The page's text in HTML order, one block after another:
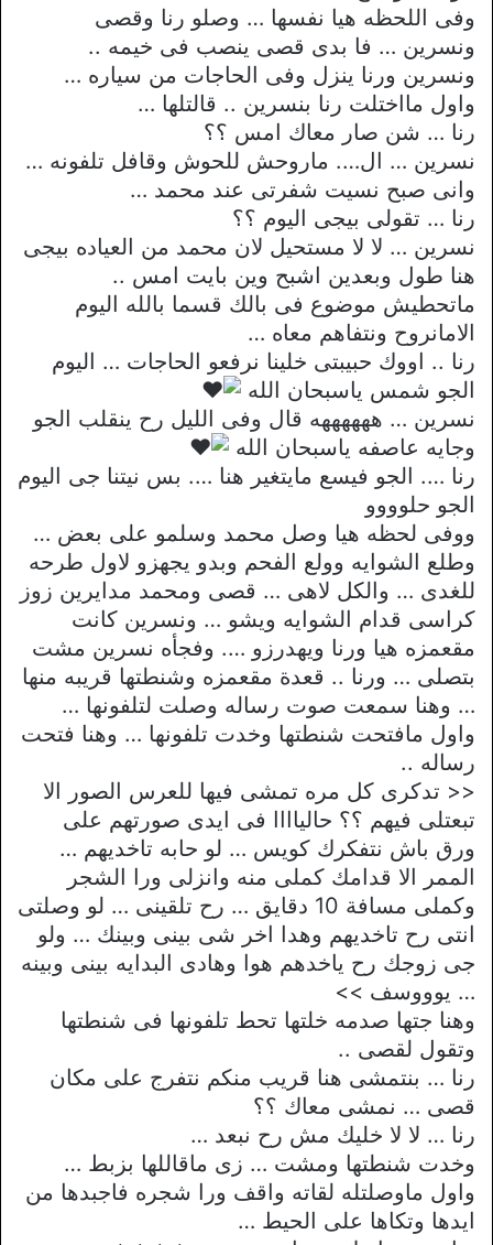
وفى اللحظه هيا نفسها … وصلو رنا وقصى
ونسرين … فا بدى قصى ينصب فى خيمه ..
ونسرين ورنا ينزل وفى الحاجات من سياره …
واول مااختلت رنا بنسرين .. قالتلها …
رنا … شن صار معاك امس ؟؟
نسرين … ال…. ماروحش للحوش وقافل تلفونه …
وانى صبح نسيت شفرتى عند محمد …
رنا … تقولى بيجى اليوم ؟؟
نسرين … لا لا مستحيل لان محمد من العياده بيجى
هنا طول وبعدين اشبح وين بايت امس ..
ماتحطيش موضوع فى بالك قسما بالله اليوم
الامانروح ونتفاهم معاه …
رنا .. اووك حبيبتى خلينا نرفعو الحاجات … اليوم
الجو شمس ياسبحان الله
نسرين … ههههههه قال وفى الليل رح ينقلب الجو
وجايه عاصفه ياسبحان الله
رنا …. الجو فيسع مايتغير هنا …. بس نيتنا جى اليوم
الجو حلوووو
ووفى لحظه هيا وصل محمد وسلمو على بعض …
وطلع الشوايه وولع الفحم وبدو يجهزو لاول طرحه
للغدى … والكل لاهى … قصى ومحمد مدايرين زوز
كراسى قدام الشوايه ويشو … ونسرين كانت
مقعمزه هيا ورنا ويهدرزو …. وفجأه نسرين مشت
بتصلى … ورنا .. قعدة مقعمزه وشنطتها قريبه منها
… وهنا سمعت صوت رساله وصلت لتلفونها …
واول مافتحت شنطتها وخدت تلفونها … وهنا فتحت
رساله ..
<< تدكرى كل مره تمشى فيها للعرس الصور الا
تبعتلى فيهم ؟؟ حالياااا فى ايدى صورتهم على
ورق باش نتفكرك كويس … لو حابه تاخديهم …
الممر الا قدامك كملى منه وانزلى ورا الشجر
وكملى مسافة 10 دقايق … رح تلقينى … لو وصلتى
انتى رح تاخديهم وهدا اخر شى بينى وبينك … ولو
جى زوجك رح ياخدهم هوا وهادى البدايه بينى وبينه
… يوووسف >>
وهنا جتها صدمه خلتها تحط تلفونها فى شنطتها
وتقول لقصى ..
رنا … بنتمشى هنا قريب منكم نتفرج على مكان
قصى … نمشى معاك ؟؟
رنا … لا لا خليك مش رح نبعد …
وخدت شنطتها ومشت … زى ماقاللها بزبط …
واول ماوصلتله لقاته واقف ورا شجره فاجبدها من
ايدها وتكاها على الحيط …